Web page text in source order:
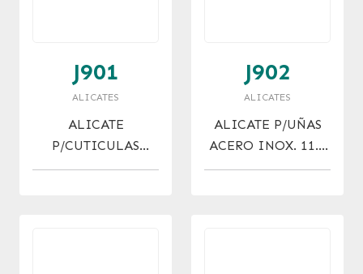
J901
ALICATES
ALICATE
P/CUTICULAS
ACERO INOX. 10
J902
ALICATES
ALICATE P/UÑAS
ACERO INOX. 11.5
CM